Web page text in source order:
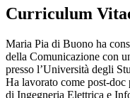
Curriculum
Maria Pia di Buono ha
della Comunicazione con
presso l’Università degli
Ha lavorato come post-doc
di Ingegneria Elettrica e